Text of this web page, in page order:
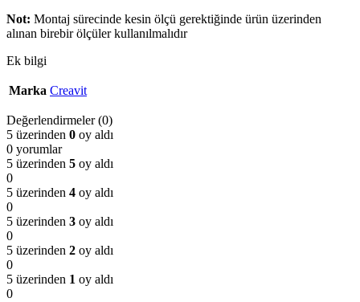
Not: Montaj sürecinde kesin ölçü gerektiğinde ürün üzerinden
alınan birebir ölçüler kullanılmalıdır
Ek bilgi
Marka Creavit
Değerlendirmeler (0)
5 üzerinden 0 oy aldı
0 yorumlar
5 üzerinden 5 oy aldı
0
5 üzerinden 4 oy aldı
0
5 üzerinden 3 oy aldı
0
5 üzerinden 2 oy aldı
0
5 üzerinden 1 oy aldı
0